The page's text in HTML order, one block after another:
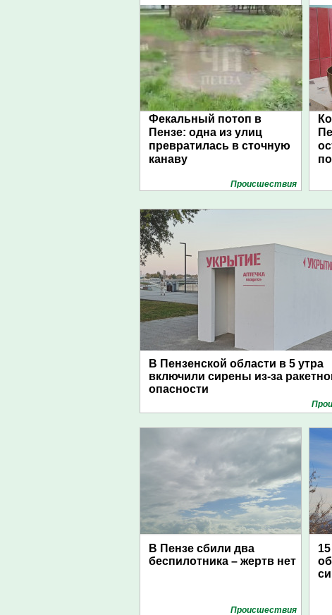
Фекальный потоп в
Пензе: одна из улиц
превратилась в сточную
канаву
Проиcшествия
В Пензенской области в 5 утра
включили сирены из-за
опасности
В Пензе сбили два
беспилотника – жертв нет
Проиcшествия